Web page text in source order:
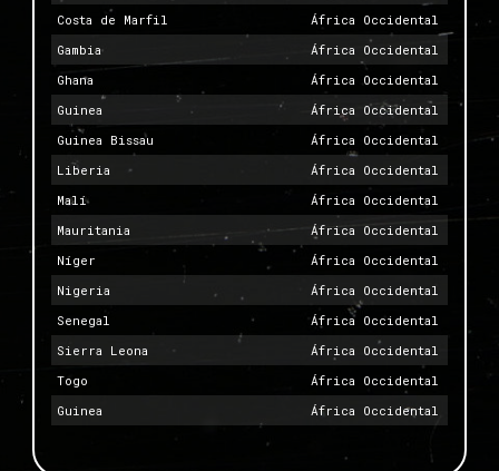
Costa de Marfil
África Occidental
Gambia
África Occidental
Ghana
África Occidental
Guinea
África Occidental
Guinea Bissau
África Occidental
Liberia
África Occidental
Malí
África Occidental
Mauritania
África Occidental
Níger
África Occidental
Nigeria
África Occidental
Senegal
África Occidental
Sierra Leona
África Occidental
Togo
África Occidental
Guinea
África Occidental